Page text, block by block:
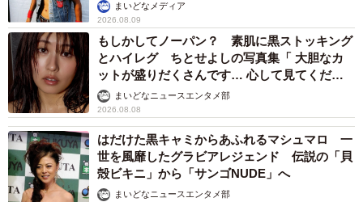
ギャップを意識した田野優花
すべてに感謝
過激な描写のある本作に参加するべきか否か逡巡していた
時、知り合いの俳優からこう言われた。「私だったらその
作品はNGかな」。この反応に田野は身をもって反発したく
なった。
14歳から在籍したAKB48を卒業して早6年。第2の人生とし
まいどなメディア
2026.08.09
もしかしてノーパン？ 素肌に黒ストッキング
とハイレグ ちとせよしの写真集「 大胆なカ
ットが盛りだくさんです… 心して見てくださ
い」まいどなニュースエンタメ部
2026.08.08
はだけた黒キャミからあふれるマシュマロ 一
世を風靡したグラビアレジェンド 伝説の「貝
殻ビキニ」から「サンゴNUDE」へ
まいどなニュースエンタメ部